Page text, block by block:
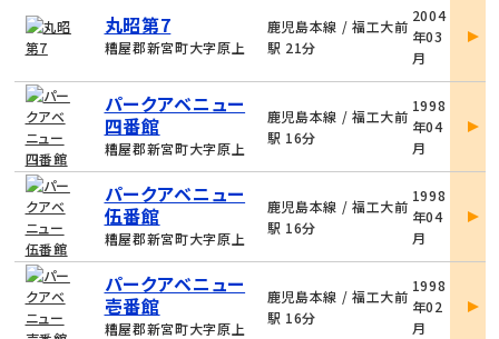
丸昭第7
糟屋郡新宮町大字原上
鹿児島本線 / 福工大前
駅 21分
2004
年03
月
詳
パークアベニュー
四番館
糟屋郡新宮町大字原上
鹿児島本線 / 福工大前
駅 16分
1998
年04
月
詳
パークアベニュー
伍番館
糟屋郡新宮町大字原上
鹿児島本線 / 福工大前
駅 16分
1998
年04
月
詳
パークアベニュー
壱番館
糟屋郡新宮町大字原上
鹿児島本線 / 福工大前
駅 16分
1998
年02
月
詳